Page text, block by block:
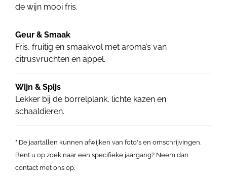
de wijn mooi fris.
Geur & Smaak
Fris, fruitig en smaakvol met aroma’s van
citrusvruchten en appel.
Wijn & Spijs
Lekker bij de borrelplank, lichte kazen en
schaaldieren.
* De jaartallen kunnen afwijken van foto's en omschrijvingen.
Bent u op zoek naar een specifieke jaargang? Neem dan
contact met ons op.